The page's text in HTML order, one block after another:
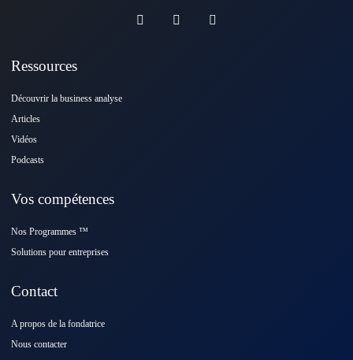
Ressources
Découvrir la business analyse
Articles
Vidéos
Podcasts
Vos compétences
Nos Programmes ™️
Solutions pour entreprises
Contact
A propos de la fondatrice
Nous contacter